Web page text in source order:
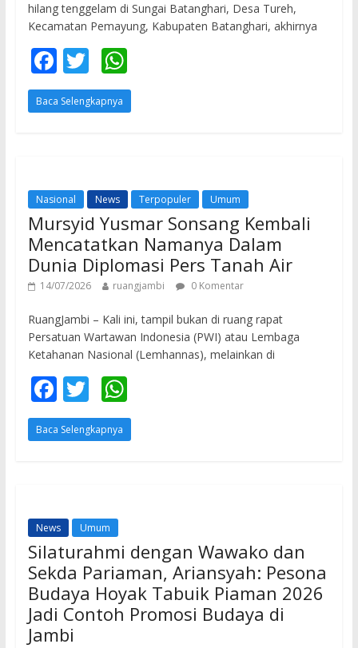
hilang tenggelam di Sungai Batanghari, Desa Tureh,
Kecamatan Pemayung, Kabupaten Batanghari, akhirnya
F
ac
e
o
k
T
w
itt
W
h
at
p
p
Baca Selengkapnya
Nasional News Terpopuler Umum
Mursyid Yusmar Sonsang Kembali
Mencatatkan Namanya Dalam
Dunia Diplomasi Pers Tanah Air
14/07/2026 ruangjambi 0 Komentar
RuangJambi – Kali ini, tampil bukan di ruang rapat
Persatuan Wartawan Indonesia (PWI) atau Lembaga
Ketahanan Nasional (Lemhannas), melainkan di
F
ac
e
o
k
T
w
itt
W
h
at
p
Baca Selengkapnya
News Umum
Silaturahmi dengan Wawako dan
Sekda Pariaman, Ariansyah: Pesona
Budaya Hoyak Tabuik Piaman 2026
Jadi Contoh Promosi Budaya di
Jambi